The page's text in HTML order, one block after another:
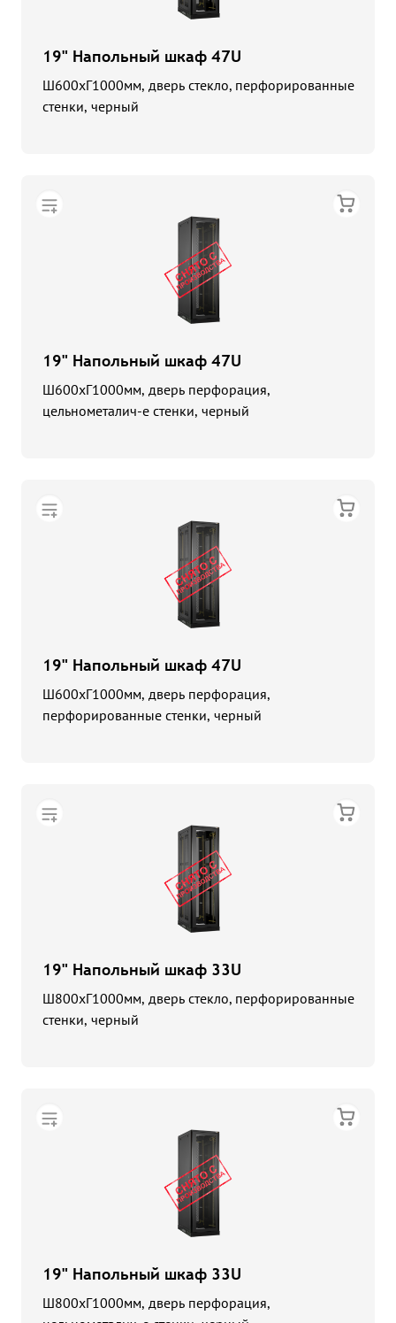
19" Напольный шкаф 47U
Ш600хГ1000мм, дверь стекло, перфорированные
стенки, черный
19" Напольный шкаф 47U
Ш600хГ1000мм, дверь перфорация,
цельнометалич-е стенки, черный
19" Напольный шкаф 47U
Ш600хГ1000мм, дверь перфорация,
перфорированные стенки, черный
19" Напольный шкаф 33U
Ш800хГ1000мм, дверь стекло, перфорированные
стенки, черный
19" Напольный шкаф 33U
Ш800хГ1000мм, дверь перфорация,